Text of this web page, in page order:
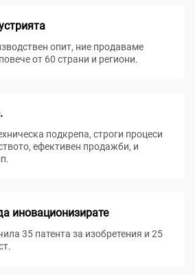
опит, ние продаваме
от 60 страни и региони.
подкрепа, строги процеси
ефективен продажби, и
иновационизирате
35 патента за изобретения и 25